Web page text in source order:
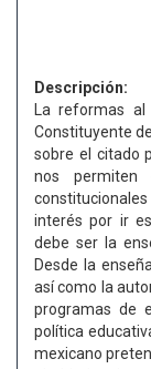
Descripción:
La reformas
Constituyente
sobre el citado
nos
interés por ir
debe ser la
Desde la
así como la
programas de
política
mexicano